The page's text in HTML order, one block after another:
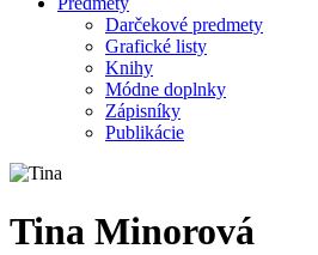
Darčekové predmety
Grafické listy
Knihy
Módne doplnky
Zápisníky
Publikácie
Tina Minorová